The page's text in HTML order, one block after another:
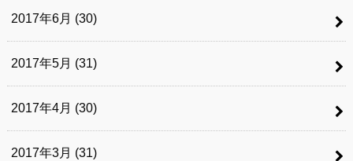
2017年6月 (30)
2017年5月 (31)
2017年4月 (30)
2017年3月 (31)